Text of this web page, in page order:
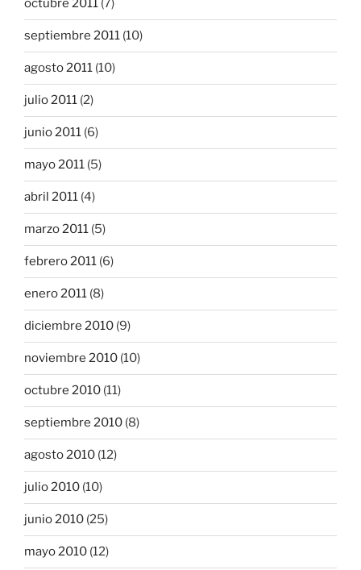
octubre 2011 (7)
septiembre 2011 (10)
agosto 2011 (10)
julio 2011 (2)
junio 2011 (6)
mayo 2011 (5)
abril 2011 (4)
marzo 2011 (5)
febrero 2011 (6)
enero 2011 (8)
diciembre 2010 (9)
noviembre 2010 (10)
octubre 2010 (11)
septiembre 2010 (8)
agosto 2010 (12)
julio 2010 (10)
junio 2010 (25)
mayo 2010 (12)